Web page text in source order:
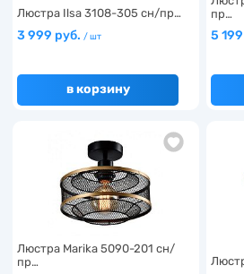
Люстра Ilsa 3108-305 сн/пр…
3 999 руб. / шт
в корзину
пр…
5
Люстра Marika 5090-201 сн/
пр…